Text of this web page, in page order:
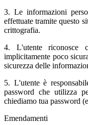
3. Le informazioni
effettuate tramite questo
crittografia.
4. L'utente riconosce
implicitamente poco
sicurezza delle
5. L'utente è
password che utilizza
chiediamo tua password
Emendamenti